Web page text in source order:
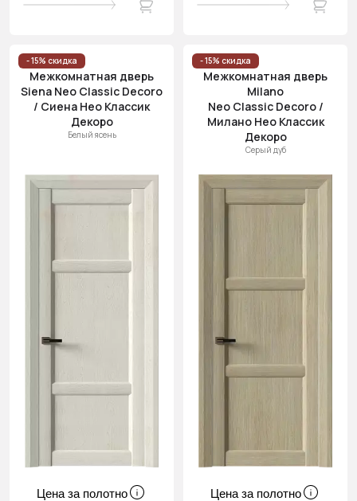
- 15% скидка
Межкомнатная дверь
Siena Neo Classic Decoro
/ Сиена Нео Классик
Декоро
Белый ясень
Цена за полотно
- 15% скидка
Межкомнатная дверь
Milano
Neo Classic Decoro /
Милано Нео Классик
Декоро
Серый дуб
Цена за полотно